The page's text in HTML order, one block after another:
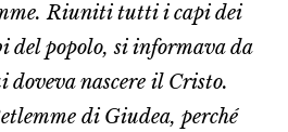
Riuniti tutti i capi dei
del popolo, si informava da
doveva nascere il Cristo.
di Giudea, perché